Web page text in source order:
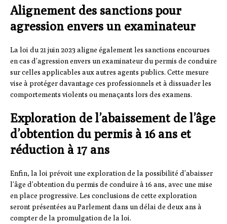
Alignement des sanctions pour
agression envers un examinateur
La loi du 21 juin 2023 aligne également les sanctions encourues
en cas d’agression envers un examinateur du permis de conduire
sur celles applicables aux autres agents publics. Cette mesure
vise à protéger davantage ces professionnels et à dissuader les
comportements violents ou menaçants lors des examens.
Exploration de l’abaissement de l’âge
d’obtention du permis à 16 ans et
réduction à 17 ans
Enfin, la loi prévoit une exploration de la possibilité d’abaisser
l’âge d’obtention du permis de conduire à 16 ans, avec une mise
en place progressive. Les conclusions de cette exploration
seront présentées au Parlement dans un délai de deux ans à
compter de la promulgation de la loi.